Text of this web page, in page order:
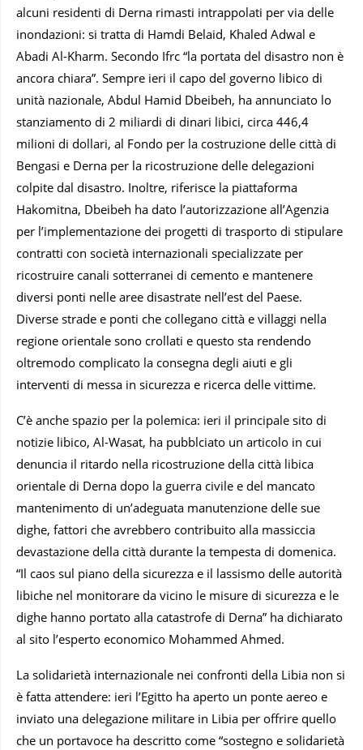
alcuni residenti di Derna rimasti intrappolati per via delle
inondazioni: si tratta di Hamdi Belaid, Khaled Adwal e
Abadi Al-Kharm. Secondo Ifrc “la portata del disastro non è
ancora chiara”. Sempre ieri il capo del governo libico di
unità nazionale, Abdul Hamid Dbeibeh, ha annunciato lo
stanziamento di 2 miliardi di dinari libici, circa 446,4
milioni di dollari, al Fondo per la costruzione delle città di
Bengasi e Derna per la ricostruzione delle delegazioni
colpite dal disastro. Inoltre, riferisce la piattaforma
Hakomitna, Dbeibeh ha dato l’autorizzazione all’Agenzia
per l’implementazione dei progetti di trasporto di stipulare
contratti con società internazionali specializzate per
ricostruire canali sotterranei di cemento e mantenere
diversi ponti nelle aree disastrate nell’est del Paese.
Diverse strade e ponti che collegano città e villaggi nella
regione orientale sono crollati e questo sta rendendo
oltremodo complicato la consegna degli aiuti e gli
interventi di messa in sicurezza e ricerca delle vittime.
C’è anche spazio per la polemica: ieri il principale sito di
notizie libico, Al-Wasat, ha pubblciato un articolo in cui
denuncia il ritardo nella ricostruzione della città libica
orientale di Derna dopo la guerra civile e del mancato
mantenimento di un’adeguata manutenzione delle sue
dighe, fattori che avrebbero contribuito alla massiccia
devastazione della città durante la tempesta di domenica.
“Il caos sul piano della sicurezza e il lassismo delle autorità
libiche nel monitorare da vicino le misure di sicurezza e le
dighe hanno portato alla catastrofe di Derna” ha dichiarato
al sito l’esperto economico Mohammed Ahmed.
La solidarietà internazionale nei confronti della Libia non si
è fatta attendere: ieri l’Egitto ha aperto un ponte aereo e
inviato una delegazione militare in Libia per offrire quello
che un portavoce ha descritto come “sostegno e solidarietà